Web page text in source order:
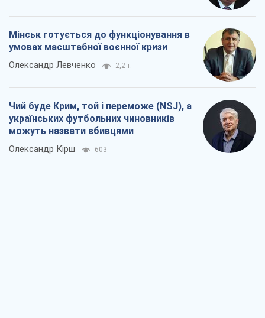
Мінськ готується до функціонування в
умовах масштабної воєнної кризи
Олександр Левченко 2,2 т.
Чий буде Крим, той і переможе (NSJ), а
українських футбольних чиновників
можуть назвати вбивцями
Олександр Кірш 603